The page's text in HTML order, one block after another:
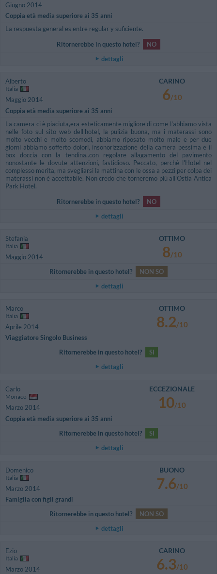
Giugno 2014
Coppia età media superiore ai 35 anni
La respuesta general es entre regular y suficiente.
Ritornerebbe in questo hotel?
NO
dettagli
Alberto
Italia
Maggio 2014
Coppia età media superiore ai 35 anni
CARINO
6/10
La camera ci è piaciuta,era esteticamente migliore di come l'abbiamo vista
nelle foto sul sito web dell'hotel, la pulizia buona, ma i materassi sono
molto vecchi e molto scomodi, abbiamo riposato molto male e per due
giorni abbiamo sofferto dolori, insonorizzazione della camera pessima e il
box doccia con la tendina..con regolare allagamento del pavimento
nonostante le dovute attenzioni, fastidioso. Peccato, perchè l'Hotel nel
complesso merita, ma svegliarsi la mattina con le ossa a pezzi per colpa dei
materassi non è accettabile. Non credo che torneremo più all'Ostia Antica
Park Hotel.
Ritornerebbe in questo hotel?
NO
dettagli
Stefania
Italia
Maggio 2014
OTTIMO
8/10
Ritornerebbe in questo hotel?
NON SO
dettagli
Marco
Italia
Aprile 2014
Viaggiatore Singolo Business
OTTIMO
8.2/10
Ritornerebbe in questo hotel?
SI
dettagli
Carlo
Monaco
Marzo 2014
Coppia età media superiore ai 35 anni
ECCEZIONALE
10/10
Ritornerebbe in questo hotel?
SI
dettagli
Domenico
Italia
Marzo 2014
Famiglia con figli grandi
BUONO
7.6/10
Ritornerebbe in questo hotel?
NON SO
dettagli
Ezio
Italia
Marzo 2014
CARINO
6.3/10